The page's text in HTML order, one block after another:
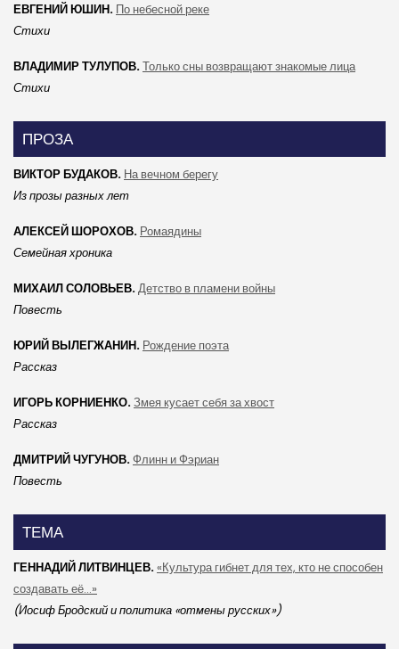
ЕВГЕНИЙ ЮШИН. По небесной реке
Стихи
ВЛАДИМИР ТУЛУПОВ.Только сны возвращают знакомые лица
Стихи
ПРОЗА
ВИКТОР БУДАКОВ. На вечном берегу
Из прозы разных лет
АЛЕКСЕЙ ШОРОХОВ. Ромаядины
Семейная хроника
МИХАИЛ СОЛОВЬЕВ.Детство в пламени войны
Повесть
ЮРИЙ ВЫЛЕГЖАНИН. Рождение поэта
Рассказ
ИГОРЬ КОРНИЕНКО.Змея кусает себя за хвост
Рассказ
ДМИТРИЙ ЧУГУНОВ.Флинн и Фэриан
Повесть
ТЕМА
ГЕННАДИЙ ЛИТВИНЦЕВ. «Культура гибнет для тех, кто не способен
создавать её...»
(Иосиф Бродский и политика «отмены русских»)